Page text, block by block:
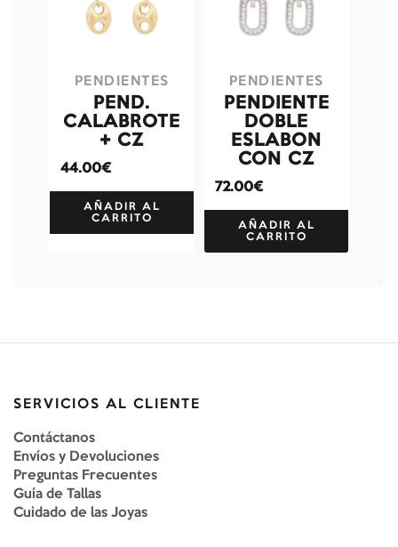
PENDIENTES
PEND.
CALABROTE
+ CZ
44.00€
AÑADIR AL
CARRITO
PENDIENTES
PENDIENTE
DOBLE
ESLABON
CON CZ
72.00€
AÑADIR AL
CARRITO
SERVICIOS AL CLIENTE
Contáctanos
Envíos y Devoluciones
Preguntas Frecuentes
Guía de Tallas
Cuidado de las Joyas